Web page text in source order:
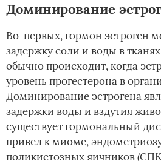
Доминирование
Во-первых, гормон эстроген
задержку соли и воды в
обычно происходит, когда
уровень прогестерона в
Доминирование эстрогена
задержки воды и вздутия
существует гормональный
привел к миоме,
поликистозных яичников